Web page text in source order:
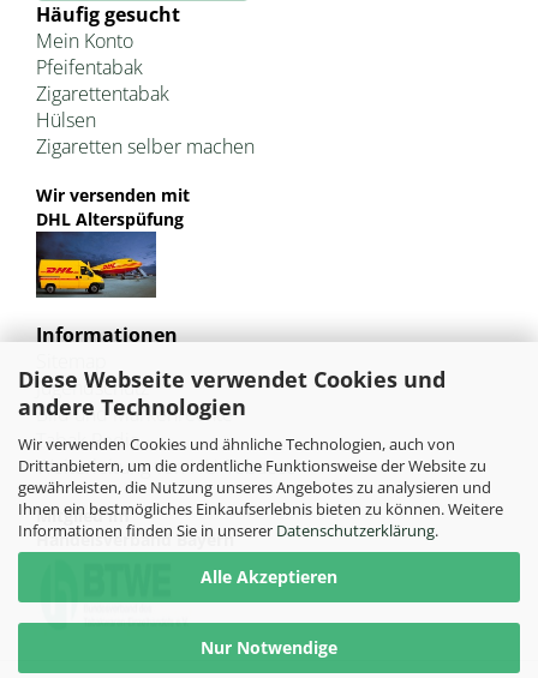
Diese Webseite verwendet Cookies und
andere Technologien
Wir verwenden Cookies und ähnliche Technologien, auch von
Drittanbietern, um die ordentliche Funktionsweise der Website zu
gewährleisten, die Nutzung unseres Angebotes zu analysieren und
Ihnen ein bestmögliches Einkaufserlebnis bieten zu können. Weitere
Informationen finden Sie in unserer Datenschutzerklärung.
Alle Akzeptieren
Nur Notwendige
Häufig gesucht
Mein Konto
Pfeifentabak
Zigarettentabak
Hülsen
Zigaretten selber machen
Wir versenden mit
DHL Alterspüfung
Informationen
Jugendschutz
Bild und Markenrechte
Tabak Pedia
Weiterleitung von HU-Tobacco
Mitglied im
Handelsverband Bayern